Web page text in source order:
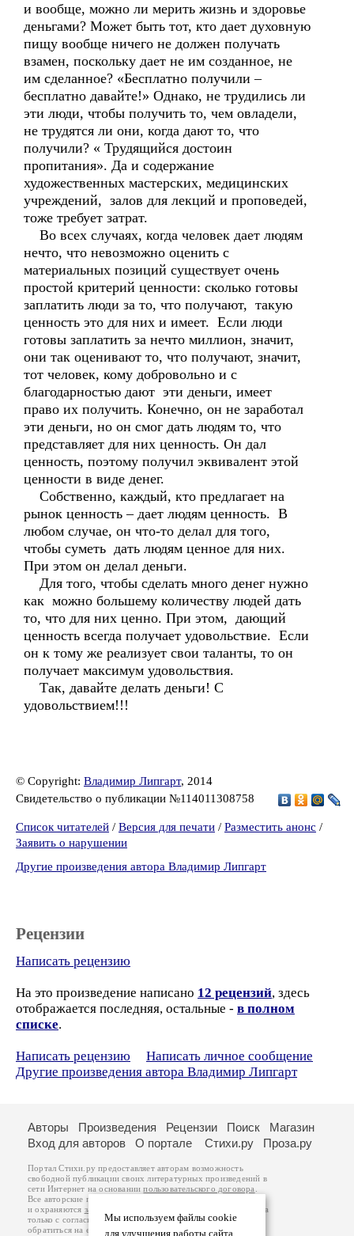
и вообще, можно ли мерить жизнь и здоровье
деньгами? Может быть тот, кто дает духовную
пищу вообще ничего не должен получать
взамен, поскольку дает не им созданное, не
им сделанное? «Бесплатно получили –
бесплатно давайте!» Однако, не трудились ли
эти люди, чтобы получить то, чем овладели,
не трудятся ли они, когда дают то, что
получили? « Трудящийся достоин
пропитания». Да и содержание
художественных мастерских, медицинских
учреждений, залов для лекций и проповедей,
тоже требует затрат.
Во всех случаях, когда человек дает людям
нечто, что невозможно оценить с
материальных позиций существует очень
простой критерий ценности: сколько готовы
заплатить люди за то, что получают, такую
ценность это для них и имеет. Если люди
готовы заплатить за нечто миллион, значит,
они так оценивают то, что получают, значит,
тот человек, кому добровольно и с
благодарностью дают эти деньги, имеет
право их получить. Конечно, он не заработал
эти деньги, но он смог дать людям то, что
представляет для них ценность. Он дал
ценность, поэтому получил эквивалент этой
ценности в виде денег.
Собственно, каждый, кто предлагает на
рынок ценность – дает людям ценность. В
любом случае, он что-то делал для того,
чтобы суметь дать людям ценное для них.
При этом он делал деньги.
Для того, чтобы сделать много денег нужно
как можно большему количеству людей дать
то, что для них ценно. При этом, дающий
ценность всегда получает удовольствие. Если
он к тому же реализует свои таланты, то он
получает максимум удовольствия.
Так, давайте делать деньги! С
удовольствием!!!
© Copyright: Владимир Липгарт, 2014
Свидетельство о публикации №114011308758
Список читателей / Версия для печати / Разместить анонс /
Заявить о нарушении
Другие произведения автора Владимир Липгарт
Рецензии
Написать рецензию
На это произведение написано 12 рецензий, здесь
отображается последняя, остальные - в полном
списке.
Написать рецензию
Написать личное сообщение
Другие произведения автора Владимир Липгарт
Мы используем файлы cookie
для улучшения работы сайта.
Авторы Произведения Рецензии Поиск
Магазин
Вход для авторов
О портале Стихи.ру Проза.ру
Портал Стихи.ру предоставляет авторам возможность
свободной публикации своих литературных произведений в
сети Интернет на основаниипользовательского договора
Все авторские права на произведения принадлежат авторам
и охраняются законом
. Перепечатка произведений возможна
только с согласия его автора, к которому вы можете
обратиться на его авторской странице. Ответственность за